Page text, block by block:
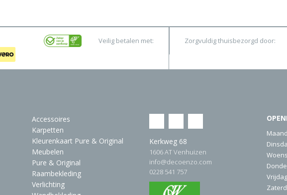
Veilig betalen met: Zorgvuldig thuisbezorgd door:
Accessoires
Karpetten
Kleurenkaart Pure & Original
Meubelen
Pure & Original
Raambekleding
Verlichting
Kerkweg 68
1606 AT Venhuizen
info@decoenzo.com
0228 541 757
Vrijdag